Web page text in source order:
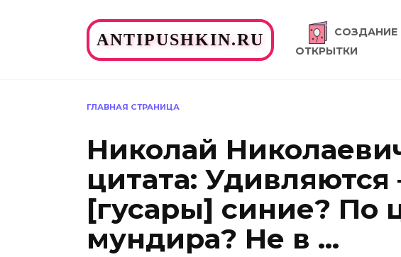
ANTIPUSHKIN.RU
СОЗДАНИЕ
ОТКРЫТКИ
ГЛАВНАЯ СТРАНИЦА
Николай
цитата:
[гусары] синие? По
мундира? Не в …